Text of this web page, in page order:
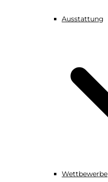
Ausstattung
Wettbewerbe